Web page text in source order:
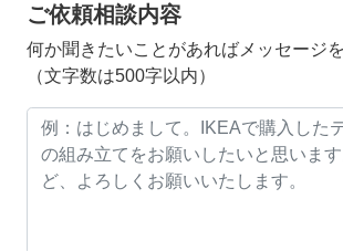
ご依頼相談内容
何か聞きたいことがあればメッセージ
（文字数は500字以内）